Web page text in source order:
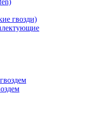
гвозди)